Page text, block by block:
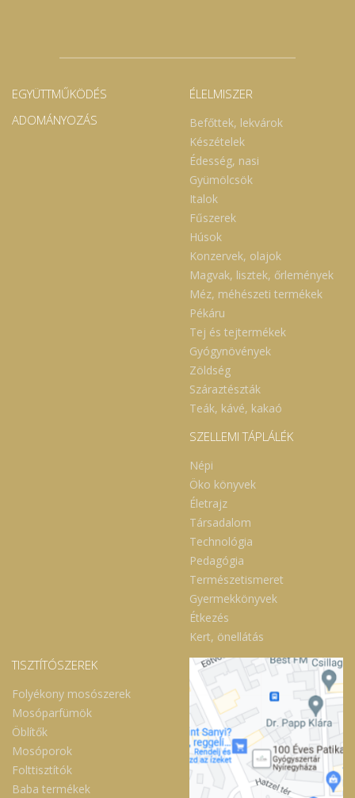
EGYÜTTMŰKÖDÉS
ADOMÁNYOZÁS
ÉLELMISZER
Befőttek, lekvárok
Készételek
Édesség, nasi
Gyümölcsök
Italok
Fűszerek
Húsok
Konzervek, olajok
Magvak, lisztek, őrlemények
Méz, méhészeti termékek
Pékáru
Tej és tejtermékek
Gyógynövények
Zöldség
Száraztészták
Teák, kávé, kakaó
SZELLEMI TÁPLÁLÉK
Népi
Öko könyvek
Életrajz
Társadalom
Technológia
Pedagógia
Természetismeret
Gyermekkönyvek
Étkezés
Kert, önellátás
TISZTÍTÓSZEREK
Folyékony mosószerek
Mosóparfümök
Öblítők
Mosóporok
Folttisztítók
Baba termékek